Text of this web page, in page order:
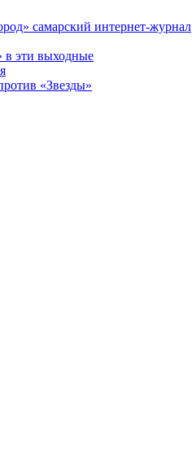
самарский интернет-журнал
в эти выходные
«Звезды»